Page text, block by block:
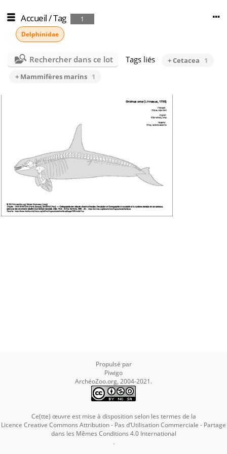
Accueil/Tag
1
Delphinidae
Rechercher dans ce lot Tags liés + Cetacea
1
+ Mammifères marins 1
Propulsé par
Piwigo
ArchéoZoo.org, 2004-2021.
Ce(tte) œuvre est mise à disposition selon les termes de la
Licence Creative Commons Attribution - Pas d’Utilisation Commerciale - Partage
dans les Mêmes Conditions 4.0 International
.